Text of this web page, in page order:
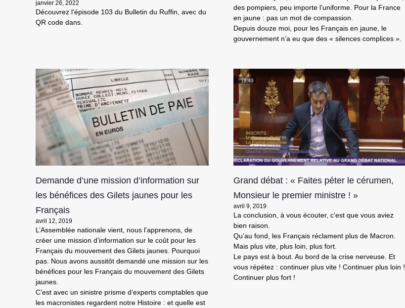
janvier 26, 2022
Découvrez l’épisode 103 du Bulletin du Ruffin, avec du
QR code dans.
des pompiers, peu importe l’uniforme. Pour la France
en jaune : pas un mot de compassion.
Depuis douze moi, pour les Français en jaune, le
gouvernement n’a eu que des « silences complices ».
Demande d’une mission d’information sur
les bénéfices des Gilets jaunes pour les
Français
avril 12, 2019
L’Assemblée nationale vient, nous l’apprenons, de
créer une mission d’information sur le coût pour les
Français du mouvement des Gilets jaunes. Pourquoi
pas. Nous avons aussitôt demandé une mission sur les
bénéfices pour les Français du mouvement des Gilets
jaunes.
C’est avec un sinistre prisme d’experts comptables que
les macronistes regardent notre Histoire : et quelle est
Grand débat : « Faites péter le cérumen,
Monsieur le premier ministre ! »
avril 9, 2019
La conclusion, à vous écouter, c’est que vous aviez
bien raison.
Qu’au fond, les Français réclament plus de Macron.
Mais plus vite, plus loin, plus fort.
Le pays est à bout. Au bord de la crise nerveuse. Et
vous répétez : continuer plus vite ! Continuer plus loin !
Continuer plus fort !